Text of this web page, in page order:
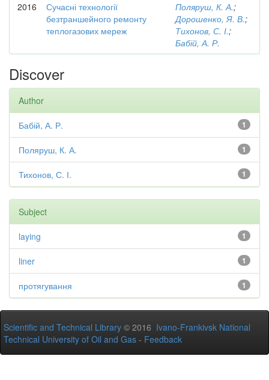
2016
Сучасні технології
безтраншейного ремонту
теплогазових мереж
Поляруш, К. А.;
Дорошенко, Я. В.;
Тихонов, С. І.;
Бабій, А. Р.
Discover
Author
1
Бабій, А. Р.
1
Поляруш, К. А.
1
Тихонов, С. І.
Subject
1
laying
1
liner
1
протягування
Scientific and Technical Library © 2016 Ivano-Frankivsk National
Technical University of Oil and Gas - Feedback